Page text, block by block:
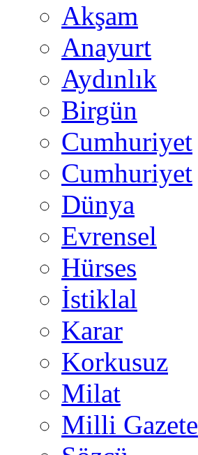
Akşam
Anayurt
Aydınlık
Birgün
Cumhuriyet
Cumhuriyet
Dünya
Evrensel
Hürses
İstiklal
Karar
Korkusuz
Milat
Milli Gazete